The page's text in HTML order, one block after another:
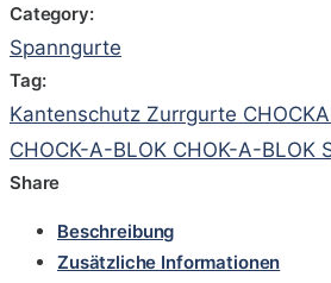
Category:
Spanngurte
Tag:
Kantenschutz Zurrgurte
CHOCK-A-BLOK CHOK-A-BLOK
Share
Beschreibung
Zusätzliche Informationen